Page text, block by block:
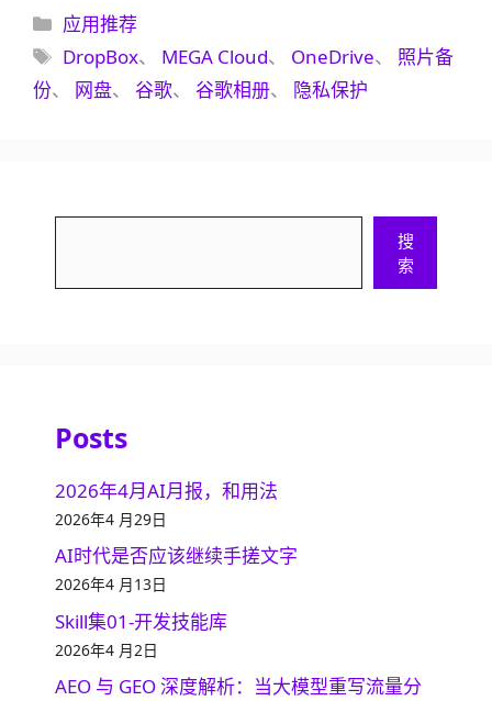
分
类
应用推荐
标
签
DropBox、 MEGA Cloud、 OneDrive、 照片备
份、 网盘、 谷歌、 谷歌相册、 隐私保护
搜
索
Posts
2026年4月AI月报，和用法
2026年4 月29日
AI时代是否应该继续手搓文字
2026年4 月13日
Skill集01-开发技能库
2026年4 月2日
AEO 与 GEO 深度解析：当大模型重写流量分